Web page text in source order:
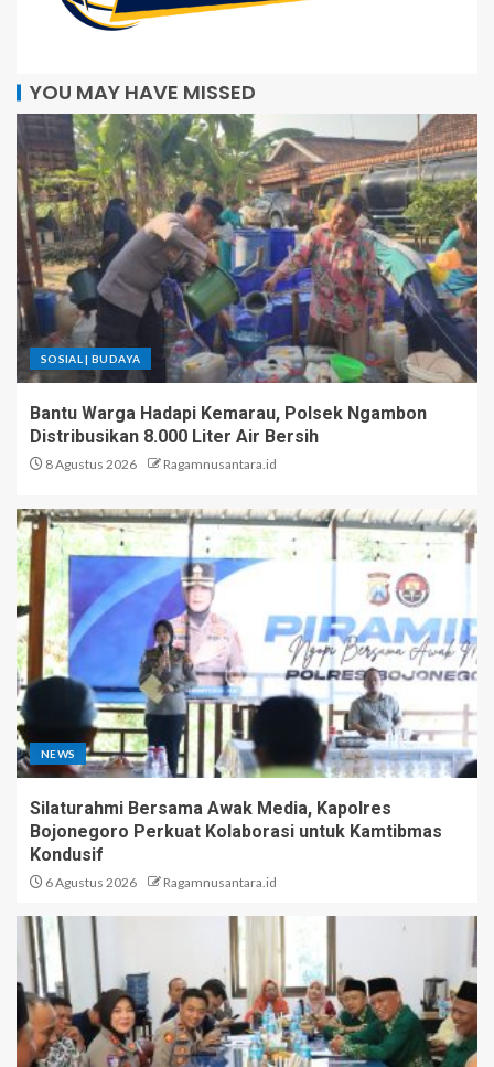
YOU MAY HAVE MISSED
SOSIAL | BUDAYA
Bantu Warga Hadapi Kemarau, Polsek Ngambon
Distribusikan 8.000 Liter Air Bersih
8 Agustus 2026 Ragamnusantara.id
NEWS
Silaturahmi Bersama Awak Media, Kapolres
Bojonegoro Perkuat Kolaborasi untuk Kamtibmas
Kondusif
6 Agustus 2026 Ragamnusantara.id